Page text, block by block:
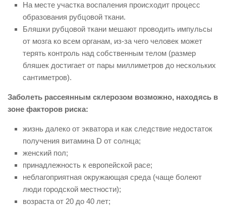
На месте участка воспаления происходит процесс
образования рубцовой ткани.
Бляшки рубцовой ткани мешают проводить импульсы
от мозга ко всем органам, из-за чего человек может
терять контроль над собственным телом (размер
бляшек достигает от пары миллиметров до нескольких
сантиметров).
Заболеть рассеянным склерозом возможно, находясь в
зоне факторов риска:
жизнь далеко от экватора и как следствие недостаток
получения витамина D от солнца;
женский пол;
принадлежность к европейской расе;
неблагоприятная окружающая среда (чаще болеют
люди городской местности);
возраста от 20 до 40 лет;